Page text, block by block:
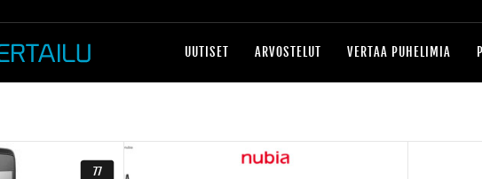
UUTISET ARVOSTELUT VERTAA PUHELIMIA
77
ilman kiinalaista teknologiaaZTE julkaisi toisen sukupolven näytönalaista etukameraa hyödyntävän Axon 30 -